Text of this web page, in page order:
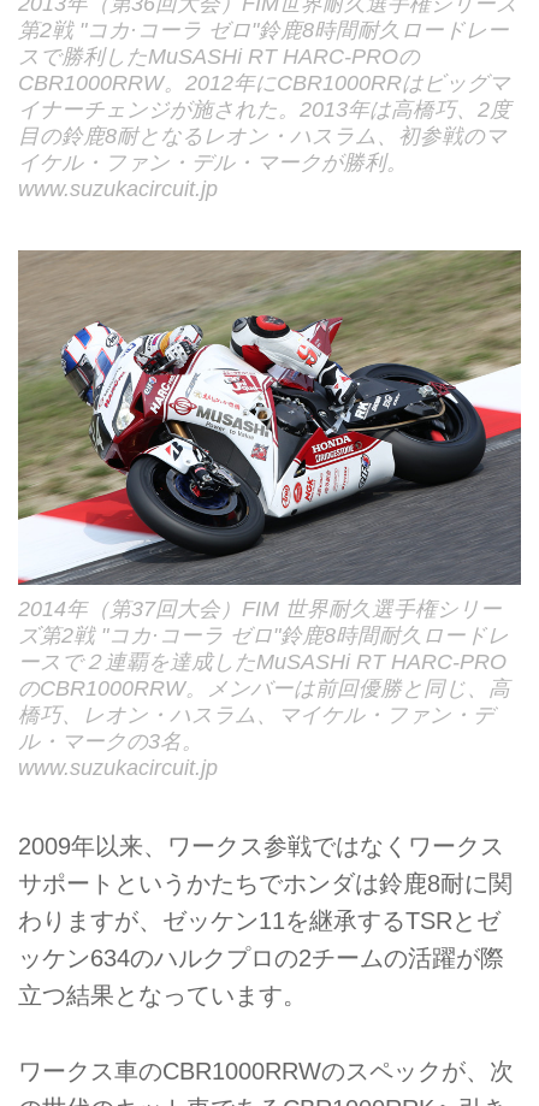
第2戦 "コカ·コーラ ゼロ"鈴鹿8時間耐久ロードレー
スで勝利したMuSASHi RT HARC-PROの
CBR1000RRW。2012年にCBR1000RRはビッグマ
イナーチェンジが施された。2013年は高橋巧、2度
目の鈴鹿8耐となるレオン・ハスラム、初参戦のマ
イケル・ファン・デル・マークが勝利。
www.suzukacircuit.jp
2014年（第37回大会）FIM 世界耐久選手権シリー
ズ第2戦 "コカ·コーラ ゼロ"鈴鹿8時間耐久ロードレ
ースで２連覇を達成したMuSASHi RT HARC-PRO
のCBR1000RRW。メンバーは前回優勝と同じ、高
橋巧、レオン・ハスラム、マイケル・ファン・デ
ル・マークの3名。
www.suzukacircuit.jp
2009年以来、ワークス参戦ではなくワークス
サポートというかたちでホンダは鈴鹿8耐に関
わりますが、ゼッケン11を継承するTSRとゼ
ッケン634のハルクプロの2チームの活躍が際
立つ結果となっています。
ワークス車のCBR1000RRWのスペックが、次